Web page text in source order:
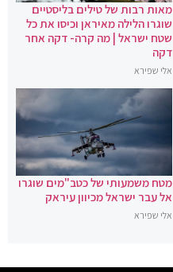
מאות רבות של טילים בליסטיים
שוגרו הלילה מאיראן וכיסו את כל
שטח ישראל | מה קרה- דקה אחר
דקה
אלי שפירא
מטח משמעותי של כטב"מים שוגרו
אל עבר ישראל מכיוון עיראק
אלי שפירא